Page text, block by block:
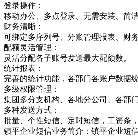
登录操作：
移动办公、多点登录、无需安装、简洁
财务清晰：
可绑定多序列号、分账管理报表、财
配额灵活管理：
灵活分配各子账号发送最大配额数。
统计报表：
完善的统计功能，各部门各账户数据
多级权限管理：
集团多分支机构、各地分公司、各部
多种发送方式：
批量、个性短信、定时短信，工资条
镇平企业短信业务简介：镇平企业短